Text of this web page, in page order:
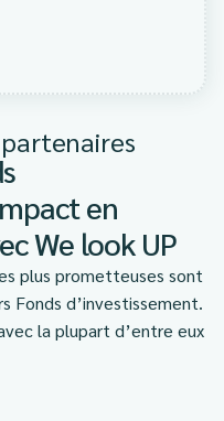
en
We look UP
plus prometteuses sont
Fonds d’investissement.
la plupart d’entre eux